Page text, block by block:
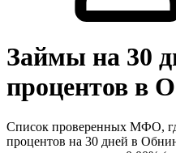
Займы на 30
процентов в
Список проверенных МФО,
процентов на 30 дней в